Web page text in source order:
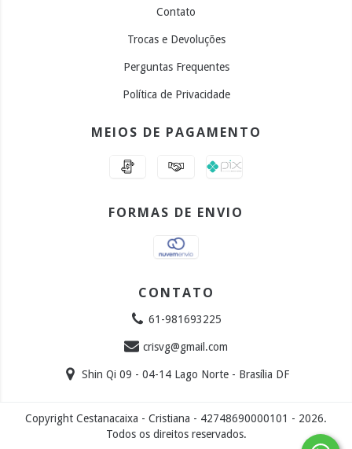
Contato
Trocas e Devoluções
Perguntas Frequentes
Política de Privacidade
MEIOS DE PAGAMENTO
FORMAS DE ENVIO
CONTATO
61-981693225
crisvg@gmail.com
Shin Qi 09 - 04-14 Lago Norte - Brasília DF
Copyright Cestanacaixa - Cristiana - 42748690000101 - 2026.
Todos os direitos reservados.